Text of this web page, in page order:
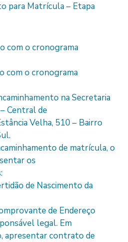
para Matrícula – Etapa
com o cronograma
com o cronograma
na Secretaria
Central de
Velha, 510 – Bairro
de matrícula, o
os
de Nascimento da
de Endereço
legal. Em
apresentar contrato de